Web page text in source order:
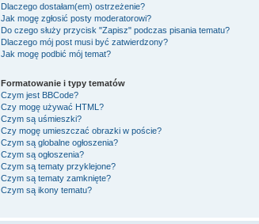
Dlaczego dostałam(em) ostrzeżenie?
Jak mogę zgłosić posty moderatorowi?
Do czego służy przycisk "Zapisz" podczas pisania tematu?
Dlaczego mój post musi być zatwierdzony?
Jak mogę podbić mój temat?
Formatowanie i typy tematów
Czym jest BBCode?
Czy mogę używać HTML?
Czym są uśmieszki?
Czy mogę umieszczać obrazki w poście?
Czym są globalne ogłoszenia?
Czym są ogłoszenia?
Czym są tematy przyklejone?
Czym są tematy zamknięte?
Czym są ikony tematu?